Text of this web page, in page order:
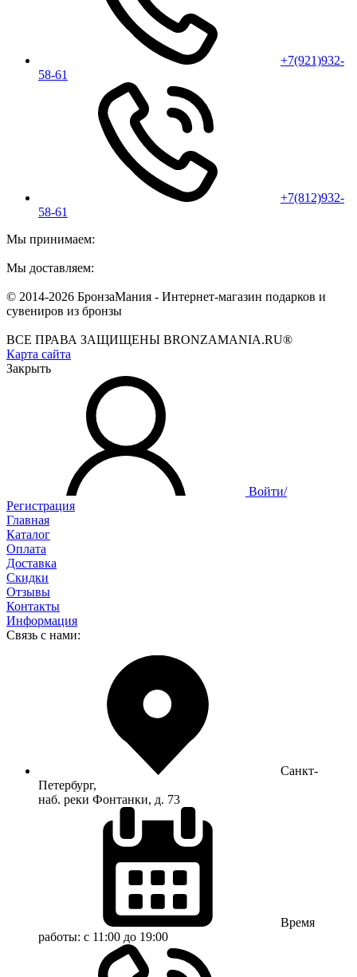
+7(921)932-
58-61
+7(812)932-
58-61
Мы принимаем:
Мы доставляем:
© 2014-2026 БронзаМания - Интернет-магазин подарков и
сувениров из бронзы
ВСЕ ПРАВА ЗАЩИЩЕНЫ BRONZAMANIA.RU®
Карта сайта
Закрыть
Войти/
Регистрация
Главная
Каталог
Оплата
Доставка
Скидки
Отзывы
Контакты
Информация
Связь с нами:
Санкт-
Петербург,
наб. реки Фонтанки, д. 73
Время
работы: с 11:00 до 19:00